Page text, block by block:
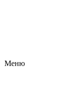
Меню